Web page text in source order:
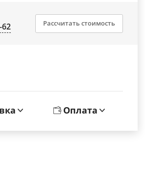
62 Рассчитать стоимость
Оплата